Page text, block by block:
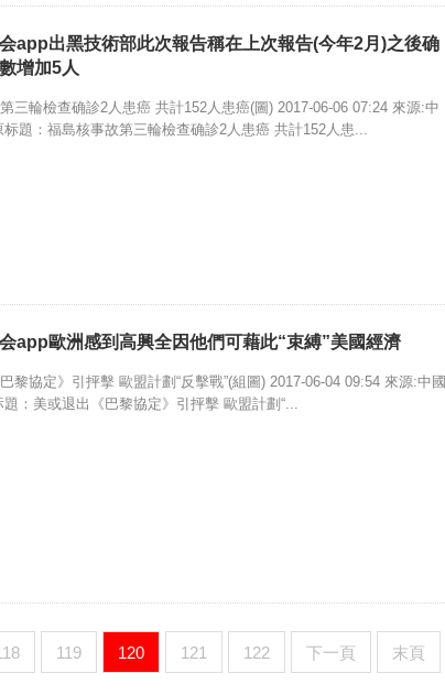
app出黑技術部此次報告稱在上次報告(今年2月)之後确
增加5人
三輪檢查确診2人患癌 共計152人患癌(圖) 2017-06-06 07:24 來源:中
标題：福島核事故第三輪檢查确診2人患癌 共計152人患...
app歐洲感到高興全因他們可藉此“束縛”美國經濟
黎協定》引抨擊 歐盟計劃“反擊戰”(組圖) 2017-06-04 09:54 來源:中國
題：美或退出《巴黎協定》引抨擊 歐盟計劃“...
119 120 121 122 下一頁 末頁